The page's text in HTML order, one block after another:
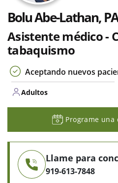
Bolu Abe-Lathan,
Asistente médico -
tabaquismo
Aceptando nuevos
Adultos
Programe
Llame para
919-613-7848